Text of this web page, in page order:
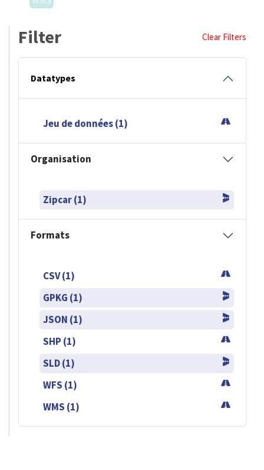
Filter Clear Filters
Datatypes
Jeu de données (1)
Organisation
Zipcar (1)
Formats
CSV (1)
GPKG (1)
JSON (1)
SHP (1)
SLD (1)
WFS (1)
WMS (1)